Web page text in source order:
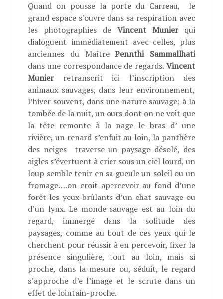
Quand on pousse la porte du Carreau, le
grand espace s’ouvre dans sa respiration avec
les photographies de Vincent Munierqui
dialoguent immédiatement avec celles, plus
anciennes du MaîtrePennthi Sammallhati
dans une correspondance de regards. Vincent
Munierretranscrit ici l’inscription des
animaux sauvages, dans leur environnement,
l’hiver souvent, dans une nature sauvage; à la
tombée de la nuit, un ours dont on ne voit que
la tête remonte à la nage le bras d’ une
rivière, un renard s’enfuit au loin, la panthère
des neiges traverse un paysage désolé, des
aigles s’évertuent à crier sous un ciel lourd, un
loup semble tenir en sa gueule un soleil ou un
fromage….on croit apercevoir au fond d’une
forêt les yeux brûlants d’un chat sauvage ou
d’un lynx. Le monde sauvage est au loin du
regard, immergé dans la solitude des
paysages, comme au bout de ces yeux qui le
cherchent pour réussir à en percevoir, fixer la
présence singulière, tout au loin, mais si
proche, dans la mesure ou, séduit, le regard
s’approche d’e l’image et le scrute dans un
effet de lointain-proche.